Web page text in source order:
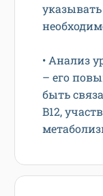
• Анализ
– его
быть
B12,